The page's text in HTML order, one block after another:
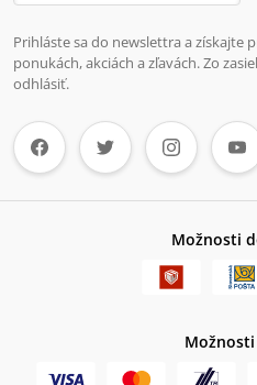
Prihláste sa do newslettra a získajte
ponukách, akciách a zľavách. Zo
odhlásiť.
Možnosti